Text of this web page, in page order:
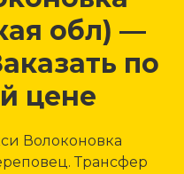
обл) —
по
цене
Волоконовка
Трансфер